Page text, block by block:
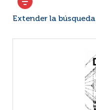
Extender la búsqueda